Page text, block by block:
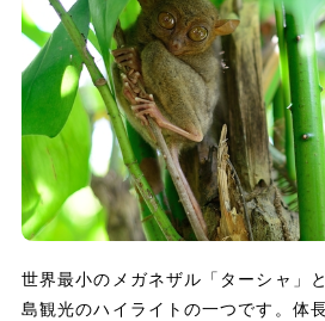
世界最小のメガネザル「ターシャ」
島観光のハイライトの一つです。